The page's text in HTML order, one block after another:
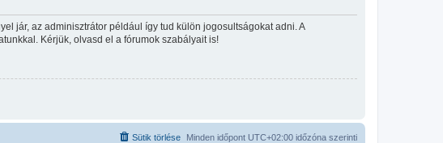
jár, az adminisztrátor például így tud külön jogosultságokat adni. A
Kérjük, olvasd el a fórumok szabályait is!
Minden időpont UTC+02:00 időzóna szerinti
Sütik törlése